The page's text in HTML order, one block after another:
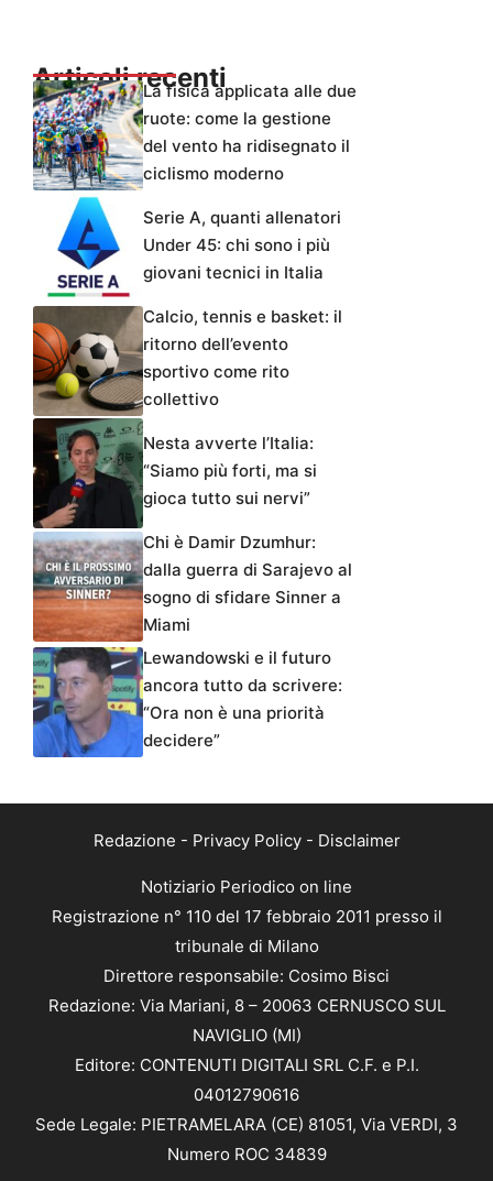
Articoli recentiLa fisica applicata alle due
ruote: come la gestione
del vento ha ridisegnato il
ciclismo moderno
Serie A, quanti allenatori
Under 45: chi sono i più
giovani tecnici in Italia
Calcio, tennis e basket: il
ritorno dell’evento
sportivo come rito
collettivo
Nesta avverte l’Italia:
“Siamo più forti, ma si
gioca tutto sui nervi”
Chi è Damir Dzumhur:
dalla guerra di Sarajevo al
sogno di sfidare Sinner a
Miami
Lewandowski e il futuro
ancora tutto da scrivere:
“Ora non è una priorità
decidere”
Redazione - Privacy Policy- Disclaimer
Notiziario Periodico on line
Registrazione n° 110 del 17 febbraio 2011 presso il
tribunale di Milano
Direttore responsabile: Cosimo Bisci
Redazione: Via Mariani, 8 – 20063 CERNUSCO SUL
NAVIGLIO (MI)
Editore: CONTENUTI DIGITALI SRL C.F. e P.I.
04012790616
Sede Legale: PIETRAMELARA (CE) 81051, Via VERDI, 3
Numero ROC 34839